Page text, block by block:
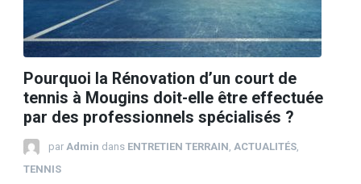
Pourquoi la Rénovation d’un court de
tennis à Mougins doit-elle être effectuée
par des professionnels spécialisés ?
par Admin dans ENTRETIEN TERRAIN ACTUALITÉS
TENNIS